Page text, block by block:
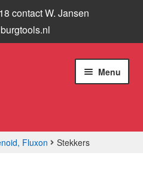
contact W. Jansen
Menu
Fluxon Stekkers